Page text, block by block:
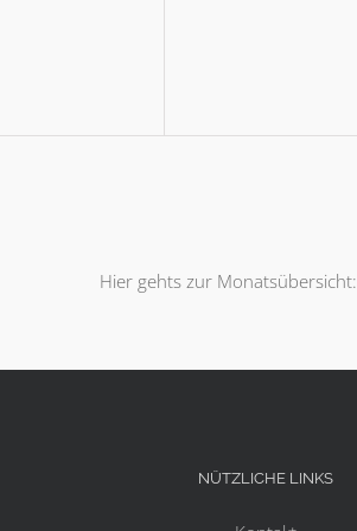
Hier gehts zur Monatsübersicht:
NÜTZLICHE LINKS